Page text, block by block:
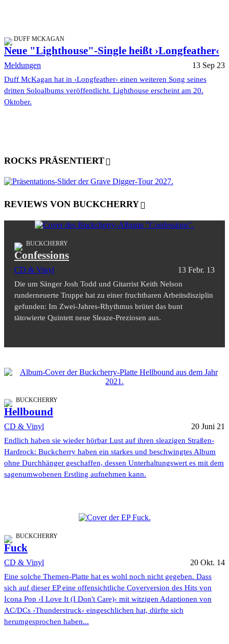
DUFF MCKAGAN
Neue "Lighthouse"-Single heißt ›Longfeather‹
Meldungen 13 Sep 23
Duff McKagan hat in ›Longfeather‹ einen weiteren Song seines
dritten Soloalbums veröffentlicht. Lighthouse erscheint am 20.
Oktober.
ROCKS PRÄSENTIERT
REVIEWS VON BUCKCHERRY
BUCKCHERRY
Confessions
CD & Vinyl 13 Febr. 13
Die um Sänger Josh Todd und Gitarrist Keith Nelson
runderneuerte Truppe hat zu einer fruchtbaren Arbeitsdisziplin
gefunden: Im Zwei-Jahres-Rhythmus brütet das bunt
tätowierte Quintett neue Sleaze-Preziosen aus.
BUCKCHERRY
Hellbound
CD & Vinyl 20 Juni 21
Endlich haben sie wieder hörbar Lust auf ihren sleazigen Straßen-
Hardrock: Buckcherry haben ein starkes und beschwingtes Album
ohne Durchhänger geschaffen, dessen Unterhaltungswert es mit dem
sagenumwobenen Erstling aufnehmen kann.
BUCKCHERRY
Fuck
CD & Vinyl 20 Okt. 14
Eine solche Themen-Platte hat es wohl noch nicht gegeben. Dass
sich auf dieser EP eine offensichtliche Coverversion des Hits von
Icona Pop ›I Love It (I Don't Care)‹ mit witzigen Adaptionen von
AC/DCs ›Thunderstruck‹ eingeschlichen hat, dürfte sich
herumgesprochen haben...